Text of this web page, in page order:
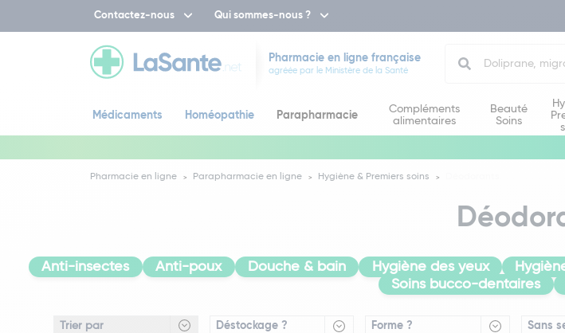
Contactez-nous Qui sommes-nous ?
Pharmacie en ligne française
agréée par le Ministère de la Santé
Médicaments Homéopathie Parapharmacie
Compléments
alimentaires
Beauté
Soins
Pharmacie en ligne Parapharmacie en ligne Hygiène & Premiers soins
Anti-insectes Anti-poux Douche & bain Hygiène des yeux
Soins bucco-dentaires
Déstockage ? Forme ? Sans